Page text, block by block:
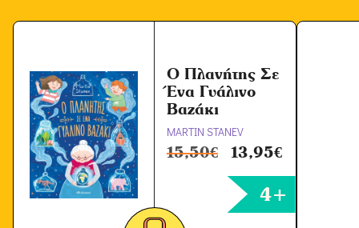
Ο Πλανήτης Σε
Ένα Γυάλινο
Βαζάκι
MARTIN STANEV
15,50€ 13,95€
4+